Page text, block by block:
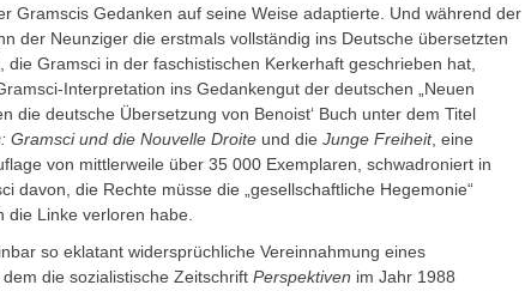
Gramscis Gedanken auf seine Weise adaptierte. Und während der
der Neunziger die erstmals vollständig ins Deutsche übersetzten
die Gramsci in der faschistischen Kerkerhaft geschrieben hat,
Interpretation ins Gedankengut der deutschen „Neuen
die deutsche Übersetzung von Benoist‘ Buch unter dem Titel
Gramsci und die Nouvelle Droite und die Junge Freiheit, eine
von mittlerweile über 35 000 Exemplaren, schwadroniert in
davon, die Rechte müsse die „gesellschaftliche Hegemonie“
Linke verloren habe.
so eklatant widersprüchliche Vereinnahmung eines
die sozialistische Zeitschrift Perspektiven im Jahr 1988